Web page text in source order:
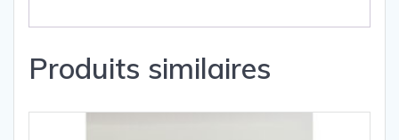
Produits similaires